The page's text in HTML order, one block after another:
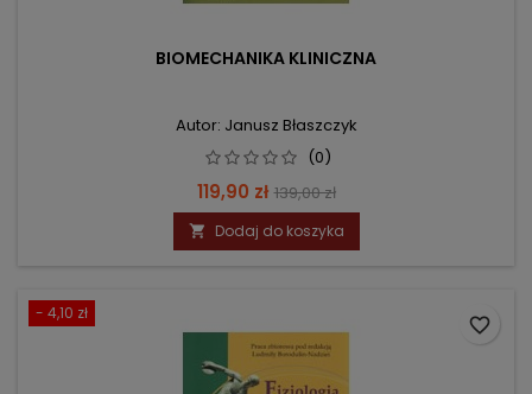
BIOMECHANIKA KLINICZNA
Autor: Janusz Błaszczyk
(0)
Cena
119,90 zł Cena
podstawowa
139,00 zł
 Dodaj do koszyka
- 4,10 zł
favorite_border